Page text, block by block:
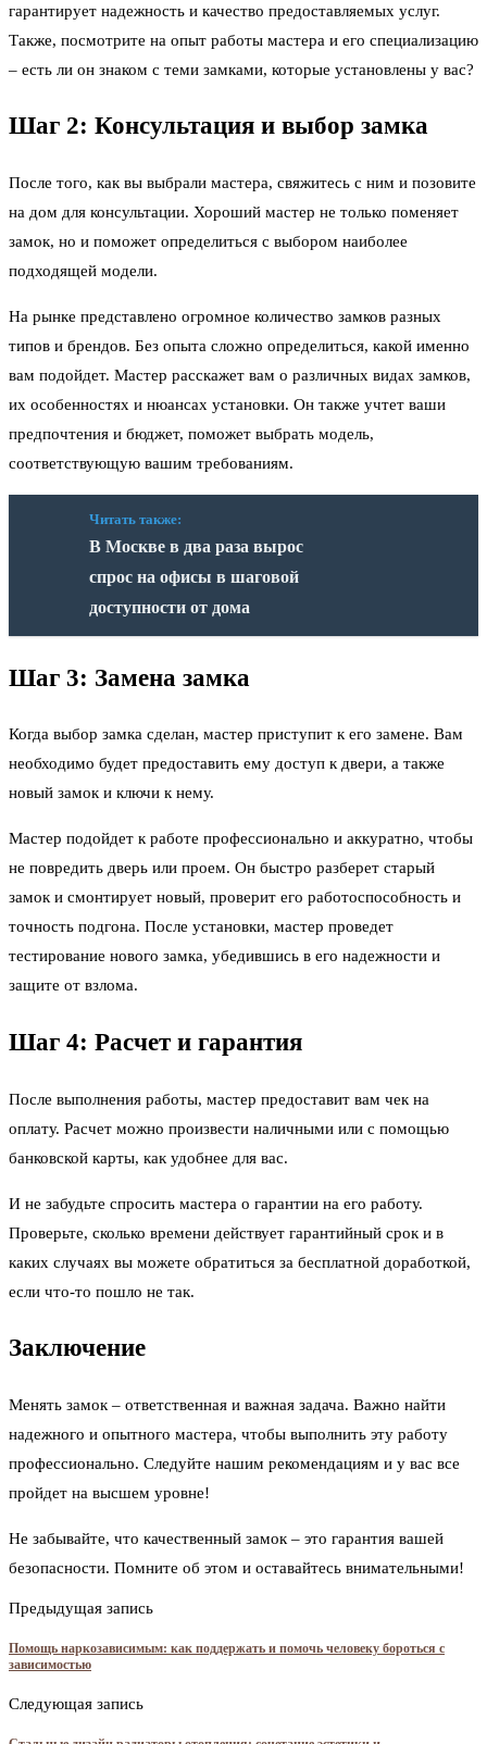
гарантирует надежность и качество предоставляемых услуг.
Также, посмотрите на опыт работы мастера и его специализацию
– есть ли он знаком с теми замками, которые установлены у вас?
Шаг 2: Консультация и выбор замка
После того, как вы выбрали мастера, свяжитесь с ним и позовите
на дом для консультации. Хороший мастер не только поменяет
замок, но и поможет определиться с выбором наиболее
подходящей модели.
На рынке представлено огромное количество замков разных
типов и брендов. Без опыта сложно определиться, какой именно
вам подойдет. Мастер расскажет вам о различных видах замков,
их особенностях и нюансах установки. Он также учтет ваши
предпочтения и бюджет, поможет выбрать модель,
соответствующую вашим требованиям.
Читать также:
В Москве в два раза вырос
спрос на офисы в шаговой
доступности от дома
Шаг 3: Замена замка
Когда выбор замка сделан, мастер приступит к его замене. Вам
необходимо будет предоставить ему доступ к двери, а также
новый замок и ключи к нему.
Мастер подойдет к работе профессионально и аккуратно, чтобы
не повредить дверь или проем. Он быстро разберет старый
замок и смонтирует новый, проверит его работоспособность и
точность подгона. После установки, мастер проведет
тестирование нового замка, убедившись в его надежности и
защите от взлома.
Шаг 4: Расчет и гарантия
После выполнения работы, мастер предоставит вам чек на
оплату. Расчет можно произвести наличными или с помощью
банковской карты, как удобнее для вас.
И не забудьте спросить мастера о гарантии на его работу.
Проверьте, сколько времени действует гарантийный срок и в
каких случаях вы можете обратиться за бесплатной доработкой,
если что-то пошло не так.
Заключение
Менять замок – ответственная и важная задача. Важно найти
надежного и опытного мастера, чтобы выполнить эту работу
профессионально. Следуйте нашим рекомендациям и у вас все
пройдет на высшем уровне!
Не забывайте, что качественный замок – это гарантия вашей
безопасности. Помните об этом и оставайтесь внимательными!
Предыдущая запись
Помощь наркозависимым: как поддержать и помочь человеку бороться с
зависимостью
Следующая запись